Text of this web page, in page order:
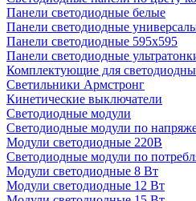
Панели светодиодные белые
Панели светодиодные
Панели светодиодные 595х595
Панели светодиодные
Комплектующие для
Светильники Армстронг
Кинетические выключатели
Светодиодные модули
Светодиодные модули по
Модули светодиодные 220В
Светодиодные модули по
Модули светодиодные 8 Вт
Модули светодиодные 12 Вт